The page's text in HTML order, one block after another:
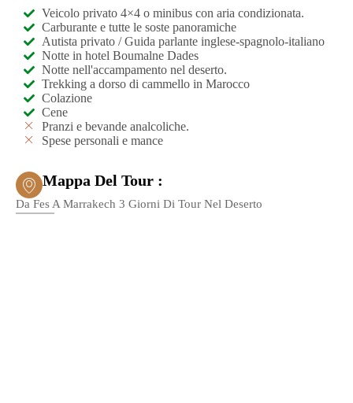
Veicolo privato 4×4 o minibus con aria condizionata.
Carburante e tutte le soste panoramiche
Autista privato / Guida parlante inglese-spagnolo-italiano
Notte in hotel Boumalne Dades
Notte nell'accampamento nel deserto.
Trekking a dorso di cammello in Marocco
Colazione
Cene
Pranzi e bevande analcoliche.
Spese personali e mance
Mappa Del Tour :
Da Fes A Marrakech 3 Giorni Di Tour Nel Deserto